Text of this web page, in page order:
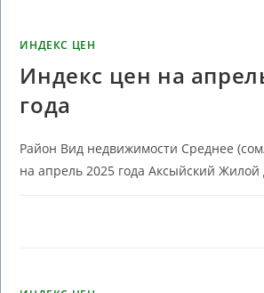
ИНДЕКС ЦЕН
Индекс цен на
года
Район Вид недвижимости Среднее
на апрель 2025 года Аксыйский